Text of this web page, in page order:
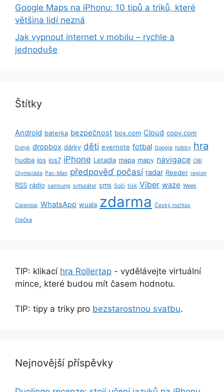
Google Maps na iPhonu: 10 tipů a triků, které
většina lidí nezná
Jak vypnout internet v mobilu – rychle a
jednoduše
Štítky
Android baterka bezpečnost box.com Cloud copy.com
Dotyk dropbox dárky děti evernote fotbal Google hobby hra
hudba ios ios7 iPhone Letadla mapa mapy navigace OBI
Olympiáda Pac-Man předpověď počasí radar Reeder region
RSS rádio samsung simulátor sms Soči tisk Viber waze Week
Calendar WhatsApp wuala zdarma Český rozhlas
čtečka
TIP: klikací hra Rollertap - vydělávejte virtuální
mince, které budou mít časem hodnotu.
TIP: tipy a triky pro bezstarostnou svatbu.
Nejnovější příspěvky